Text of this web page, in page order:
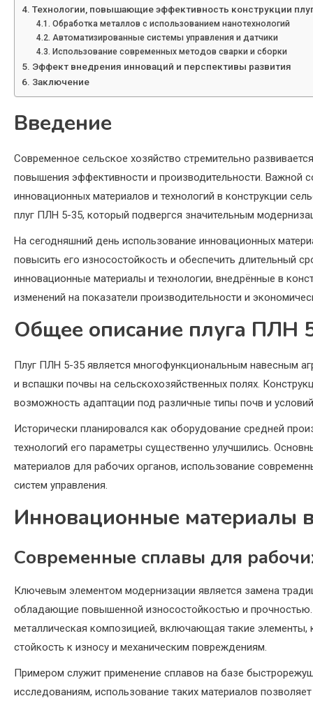
Технологии, повышающие эффективность конструкции
Обработка металлов с использованием нанотехнологий
Автоматизированные системы управления и датчики
Использование современных методов сварки и сборки
Эффект внедрения инноваций и перспективы развития
Заключение
Введение
Современное сельское хозяйство стремительно
повышения эффективности и производительности. Важной
инновационных материалов и технологий в конструкции
плуг ПЛН 5-35, который подвергся значительным
На сегодняшний день использование инновационных
повысить его износостойкость и обеспечить длительный
инновационные материалы и технологии, внедрённые в
изменений на показатели производительности и
Общее описание плуга ПЛН
Плуг ПЛН 5-35 является многофункциональным навесным
и вспашки почвы на сельскохозяйственных полях.
возможность адаптации под различные типы почв и
Исторически планировался как оборудование средней
технологий его параметры существенно улучшились.
материалов для рабочих органов, использование
систем управления.
Инновационные материалы
Современные сплавы для
Ключевым элементом модернизации является замена
обладающие повышенной износостойкостью и прочностью.
металлическая композицией, включающая такие элементы,
стойкость к износу и механическим повреждениям.
Примером служит применение сплавов на базе
исследованиям, использование таких материалов